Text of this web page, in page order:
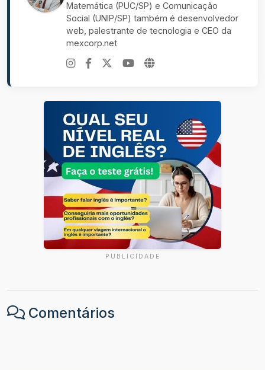
Matemática (PUC/SP) e Comunicação
Social (UNIP/SP) também é desenvolvedor
web, palestrante de tecnologia e CEO da
mexcorp.net
PUBLICIDADE
Comentários